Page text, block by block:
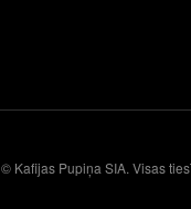
© Kafijas Pupiņa SIA. Visas